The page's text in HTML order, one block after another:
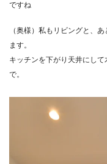
ですね
（奥様）私もリビングと、
ます。
キッチンを下がり天井にし
で。